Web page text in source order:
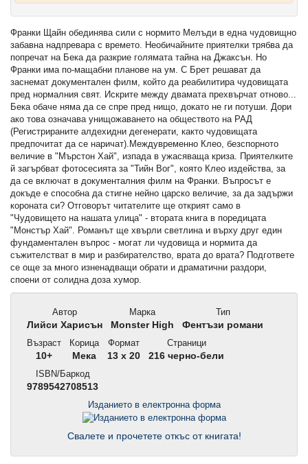
Франки Щайн обединява сили с нормито Мелъди в една чудовищно
забавна надпревара с времето. Необичайните приятелки трябва да
попречат на Бека да разкрие голямата тайна на Джаксън. Но
Франки има по-мащабни планове на ум. С Брет решават да
заснемат документален филм, който да реабилитира чудовищата
пред нормалния свят. Искрите между двамата прехвърчат отново...
Бека обаче няма да се спре пред нищо, докато не ги потуши. Дори
ако това означава унищожаването на обществото на РАД
(Регистрираните алдехидни дегенерати, както чудовищата
предпочитат да се наричат).Междувременно Клео, безспорното
величие в "Мърстон Хай", изпада в ужасяваща криза. Приятелките
й загърбват фотосесията за "Тийн Вог", която Клео издейства, за
да се включат в документалния филм на Франки. Въпросът е
докъде е способна да стигне нейно царско величие, за да задържи
короната си? Отговорът читателите ще открият само в
"Чудовището на нашата улица" - втората книга в поредицата
"Монстър Хай". Романът ще хвърли светлина и върху друг един
фундаментален въпрос - могат ли чудовища и нормита да
съжителстват в мир и разбирателство, врата до врата? Подгответе
се още за много изненадващи обрати и драматични раздори,
споени от солидна доза хумор.
Автор
Лийси Харисън
Марка
Monster High
Тип
Фентъзи романи
Възраст
10+
Корица
Мека
Формат
13 x 20
Страници
216 черно-бели
ISBN/Баркод
9789542708513
Изданието в електронна форма
Свалете и прочетете откъс от книгата!